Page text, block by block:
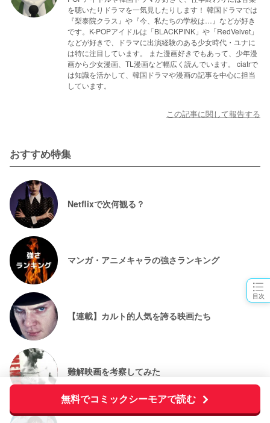
無料でコミックシーモアで読む
目次
を聴いたりドラマを一気見したりします！ 韓国ドラマでは
『梨泰院クラス』や『今、私たちの学校は…』などが好き
です。K-POPアイドルは「BLACKPINK」や「RedVelvet」
などが好きで、ドラマに出演経験のある少女時代・ユナに
は特に注目しています。 また漫画好きでもあって、少年漫
画から少女漫画、TL漫画など幅広く読んでいます。 ciatrで
は知識を活かして、韓国ドラマや漫画の記事を中心に担当
しています。
この記事に関して報告する
おすすめ特集
Netflixで次何観る？
マンガ・アニメキャラの強さランキング
【連載】カルト的人気を誇る映画たち
難解映画を考察してみた